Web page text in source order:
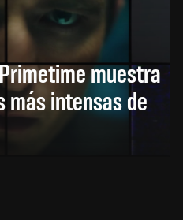
muestra
más intensas de